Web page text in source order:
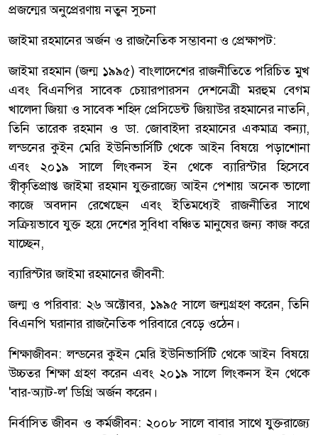
প্রজন্মের অনুপ্রেরণায় নতুন সুচনা
জাইমা রহমানের অর্জন ও রাজনৈতিক সম্ভাবনা ও প্রেক্ষাপট:
জাইমা রহমান (জন্ম ১৯৯৫) বাংলাদেশের রাজনীতিতে পরিচিত মুখ
এবং বিএনপির সাবেক চেয়ারপারসন দেশনেত্রী মরহুম বেগম
খালেদা জিয়া ও সাবেক শহিদ প্রেসিডেন্ট জিয়াউর রহমানের নাতনি,
তিনি তারেক রহমান ও ডা. জোবাইদা রহমানের একমাত্র কন্যা,
লন্ডনের কুইন মেরি ইউনিভার্সিটি থেকে আইন বিষয়ে পড়াশোনা
এবং ২০১৯ সালে লিংকনস ইন থেকে ব্যারিস্টার হিসেবে
স্বীকৃতিপ্রাপ্ত জাইমা রহমান যুক্তরাজ্যে আইন পেশায় অনেক ভালো
কাজে অবদান রেখেছেন এবং ইতিমধ্যেই রাজনীতির সাথে
সক্রিয়ভাবে যুক্ত হয়ে দেশের সুবিধা বঞ্চিত মানুষের জন্য কাজ করে
যাচ্ছেন,
ব্যারিস্টার জাইমা রহমানের জীবনী:
জন্ম ও পরিবার: ২৬ অক্টোবর, ১৯৯৫ সালে জন্মগ্রহণ করেন, তিনি
বিএনপি ঘরানার রাজনৈতিক পরিবারে বেড়ে ওঠেন।
শিক্ষাজীবন: লন্ডনের কুইন মেরি ইউনিভার্সিটি থেকে আইন বিষয়ে
উচ্চতর শিক্ষা গ্রহণ করেন এবং ২০১৯ সালে লিংকনস ইন থেকে
'বার-অ্যাট-ল' ডিগ্রি অর্জন করেন।
নির্বাসিত জীবন ও কর্মজীবন: ২০০৮ সালে বাবার সাথে যুক্তরাজ্যে